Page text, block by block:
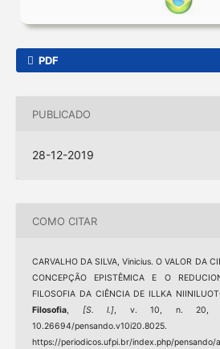
PDF
PUBLICADO
28-12-2019
COMO CITAR
CARVALHO DA SILVA, Vinicius. O VALOR DA
CONCEPÇÃO EPISTÊMICA E O
FILOSOFIA DA CIÊNCIA DE ILLKA
Filosofia, [S. l.], v. 10, n. 20, p.
10.26694/
https://periodicos.ufpi.br/index.php/